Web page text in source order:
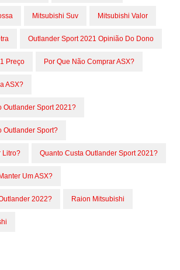
Mitsubishi Suv Mitsubishi Valor
Outlander Sport 2021 Opinião Do Dono
Preço Por Que Não Comprar ASX?
ASX?
Outlander Sport 2021?
Outlander Sport?
Litro? Quanto Custa Outlander Sport 2021?
Um ASX?
2022? Raion Mitsubishi